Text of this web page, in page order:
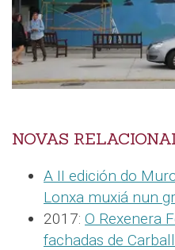
NOVAS
A II edición do
Lonxa muxiá nun
2017: O Rexenera
fachadas de